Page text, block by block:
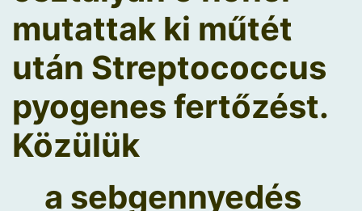
mutattak ki műtét
után Streptococcus
pyogenes fertőzést.
Közülük
a sebgennyedés